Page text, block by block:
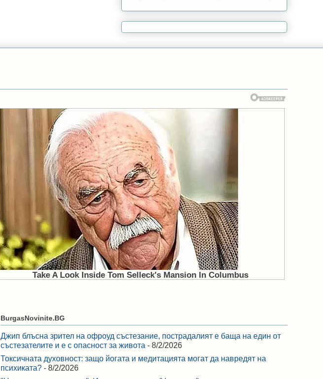
BurgasNovinite.BG
Джип блъсна зрител на офроуд състезание, пострадалият е баща на един от
състезателите и е с опасност за живота - 8/2/2026
Токсичната духовност: защо йогата и медитацията могат да навредят на
психиката? - 8/2/2026